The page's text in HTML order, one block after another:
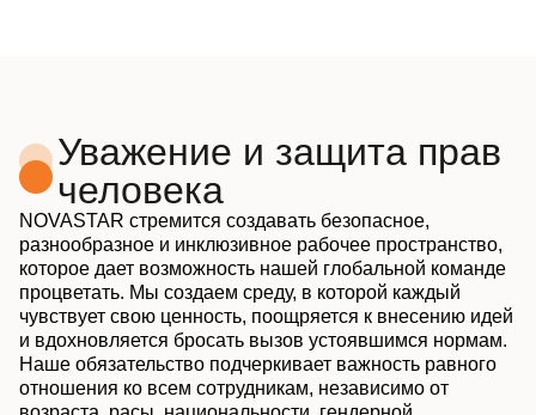
Уважение и защита прав
человека
NOVASTAR стремится создавать безопасное,
разнообразное и инклюзивное рабочее пространство,
которое дает возможность нашей глобальной команде
процветать. Мы создаем среду, в которой каждый
чувствует свою ценность, поощряется к внесению идей
и вдохновляется бросать вызов устоявшимся нормам.
Наше обязательство подчеркивает важность равного
отношения ко всем сотрудникам, независимо от